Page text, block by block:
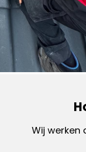
Wij werken